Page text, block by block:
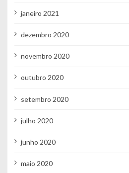
janeiro 2021
dezembro 2020
novembro 2020
outubro 2020
setembro 2020
julho 2020
junho 2020
maio 2020